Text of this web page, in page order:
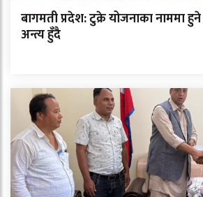
बागमती प्रदेश: टुक्रे योजनाका नाममा
अन्त्य हुँदै